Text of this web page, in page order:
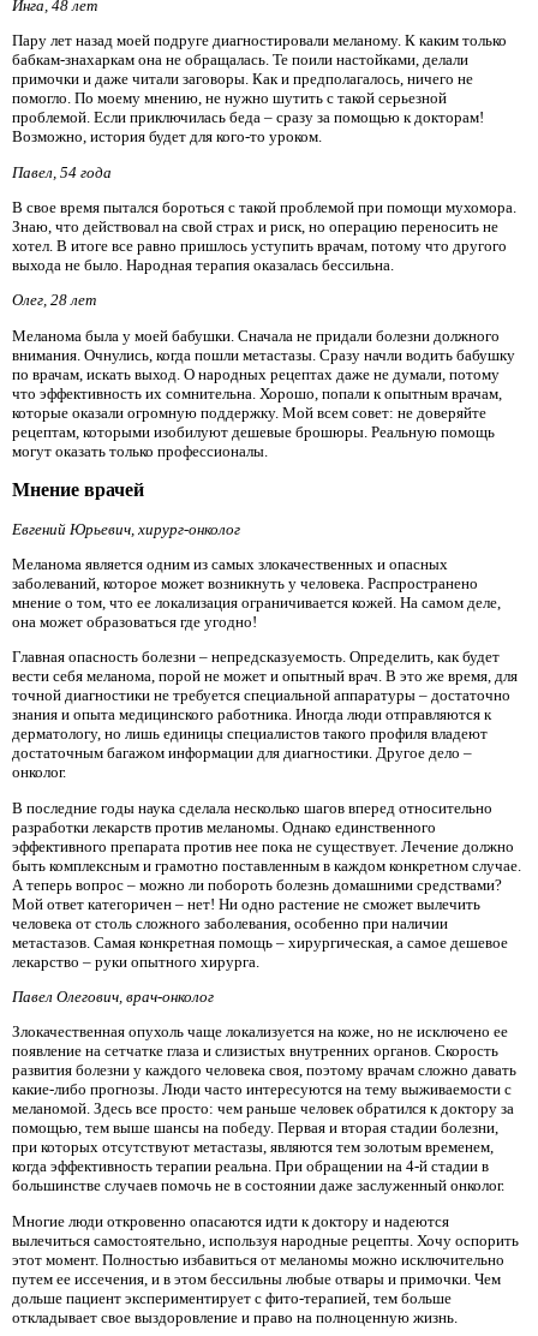
Инга, 48 лет
Пару лет назад моей подруге диагностировали меланому. К каким только
бабкам-знахаркам она не обращалась. Те поили настойками, делали
примочки и даже читали заговоры. Как и предполагалось, ничего не
помогло. По моему мнению, не нужно шутить с такой серьезной
проблемой. Если приключилась беда – сразу за помощью к докторам!
Возможно, история будет для кого-то уроком.
Павел, 54 года
В свое время пытался бороться с такой проблемой при помощи мухомора.
Знаю, что действовал на свой страх и риск, но операцию переносить не
хотел. В итоге все равно пришлось уступить врачам, потому что другого
выхода не было. Народная терапия оказалась бессильна.
Олег, 28 лет
Меланома была у моей бабушки. Сначала не придали болезни должного
внимания. Очнулись, когда пошли метастазы. Сразу начли водить бабушку
по врачам, искать выход. О народных рецептах даже не думали, потому
что эффективность их сомнительна. Хорошо, попали к опытным врачам,
которые оказали огромную поддержку. Мой всем совет: не доверяйте
рецептам, которыми изобилуют дешевые брошюры. Реальную помощь
могут оказать только профессионалы.
Мнение врачей
Евгений Юрьевич, хирург-онколог
Меланома является одним из самых злокачественных и опасных
заболеваний, которое может возникнуть у человека. Распространено
мнение о том, что ее локализация ограничивается кожей. На самом деле,
она может образоваться где угодно!
Главная опасность болезни – непредсказуемость. Определить, как будет
вести себя меланома, порой не может и опытный врач. В это же время, для
точной диагностики не требуется специальной аппаратуры – достаточно
знания и опыта медицинского работника. Иногда люди отправляются к
дерматологу, но лишь единицы специалистов такого профиля владеют
достаточным багажом информации для диагностики. Другое дело –
онколог.
В последние годы наука сделала несколько шагов вперед относительно
разработки лекарств против меланомы. Однако единственного
эффективного препарата против нее пока не существует. Лечение должно
быть комплексным и грамотно поставленным в каждом конкретном случае.
А теперь вопрос – можно ли побороть болезнь домашними средствами?
Мой ответ категоричен – нет! Ни одно растение не сможет вылечить
человека от столь сложного заболевания, особенно при наличии
метастазов. Самая конкретная помощь – хирургическая, а самое дешевое
лекарство – руки опытного хирурга.
Павел Олегович, врач-онколог
Злокачественная опухоль чаще локализуется на коже, но не исключено ее
появление на сетчатке глаза и слизистых внутренних органов. Скорость
развития болезни у каждого человека своя, поэтому врачам сложно давать
какие-либо прогнозы. Люди часто интересуются на тему выживаемости с
меланомой. Здесь все просто: чем раньше человек обратился к доктору за
помощью, тем выше шансы на победу. Первая и вторая стадии болезни,
при которых отсутствуют метастазы, являются тем золотым временем,
когда эффективность терапии реальна. При обращении на 4-й стадии в
большинстве случаев помочь не в состоянии даже заслуженный онколог.
Многие люди откровенно опасаются идти к доктору и надеются
вылечиться самостоятельно, используя народные рецепты. Хочу оспорить
этот момент. Полностью избавиться от меланомы можно исключительно
путем ее иссечения, и в этом бессильны любые отвары и примочки. Чем
дольше пациент экспериментирует с фито-терапией, тем больше
откладывает свое выздоровление и право на полноценную жизнь.